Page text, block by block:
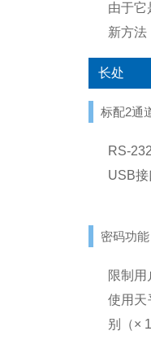
由于它
新方法
长处
标配2通
RS-
USB
密码功能
限制
使用天
别（×